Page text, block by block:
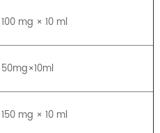
100 mg × 10 ml
50mg×10ml
150 mg × 10 ml